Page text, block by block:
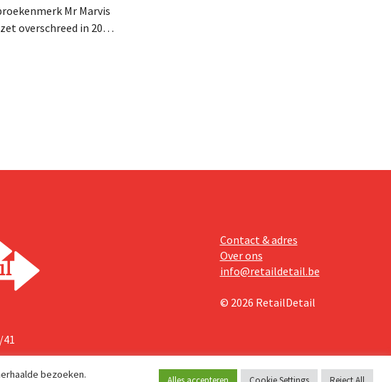
Mr Marvis
overschreed in 2025
Contact & adres
Over ons
info@retaildetail.be
© 2026 RetailDetail
bezoeken.